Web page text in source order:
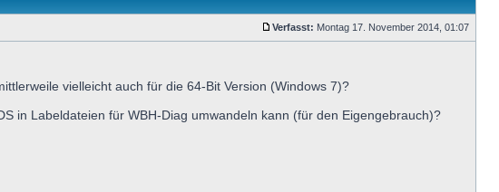
Verfasst: Montag 17. November 2014, 01:07
vielleicht auch für die 64-Bit Version (Windows 7)?
in Labeldateien für WBH-Diag umwandeln kann (für den Eigengebrauch)?